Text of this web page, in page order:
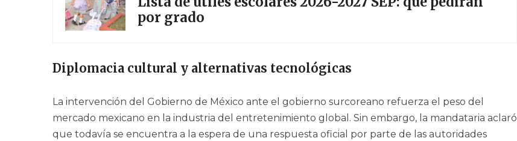
por grado
Diplomacia cultural y alternativas tecnológicas
La intervención del Gobierno de México ante el gobierno surcoreano refuerza el peso del
mercado mexicano en la industria del entretenimiento global. Sin embargo, la mandataria aclaró
que todavía se encuentra a la espera de una respuesta oficial por parte de las autoridades